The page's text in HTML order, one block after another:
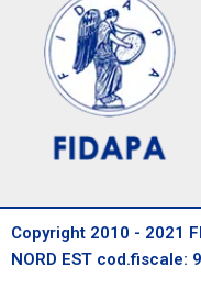
Copyright 2010 - 2021
NORD EST cod.fiscale: